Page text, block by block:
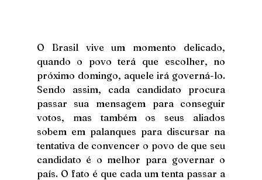
O Brasil vive um momento delicado,
quando o povo terá que escolher, no
próximo domingo, aquele irá governá-lo.
Sendo assim, cada candidato procura
passar sua mensagem para conseguir
votos, mas também os seus aliados
sobem em palanques para discursar na
tentativa de convencer o povo de que seu
candidato é o melhor para governar o
país. O fato é que cada um tenta passar a